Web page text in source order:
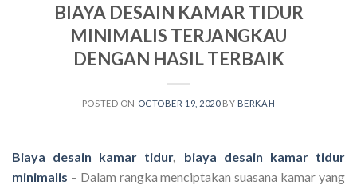
BIAYA DESAIN KAMAR TIDUR
MINIMALIS TERJANGKAU
DENGAN HASIL TERBAIK
POSTED ON OCTOBER 19, 2020 BY BERKAH
Biaya desain kamar tidur, biaya desain kamar tidur
minimalis – Dalam rangka menciptakan suasana kamar yang